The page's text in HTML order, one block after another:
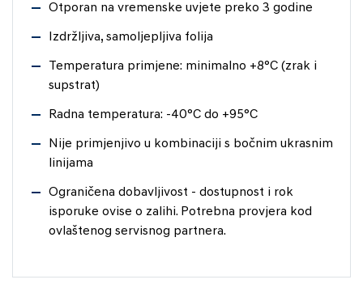
Otporan na vremenske uvjete preko 3 godine
Izdržljiva, samoljepljiva folija
Temperatura primjene: minimalno +8°C (zrak i
supstrat)
Radna temperatura: -40°C do +95°C
Nije primjenjivo u kombinaciji s bočnim ukrasnim
linijama
Ograničena dobavljivost - dostupnost i rok
isporuke ovise o zalihi. Potrebna provjera kod
ovlaštenog servisnog partnera.